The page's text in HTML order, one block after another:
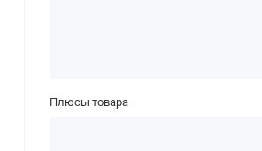
Плюсы товара